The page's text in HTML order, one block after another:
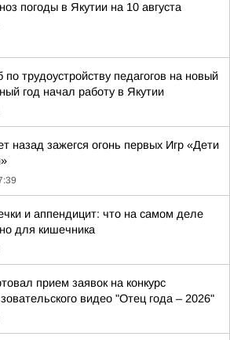
погоды в Якутии на 10 августа
по трудоустройству педагогов на новый
год начал работу в Якутии
назад зажегся огонь первых Игр «Дети
и аппендицит: что на самом деле
для кишечника
прием заявок на конкурс
видео "Отец года – 2026"